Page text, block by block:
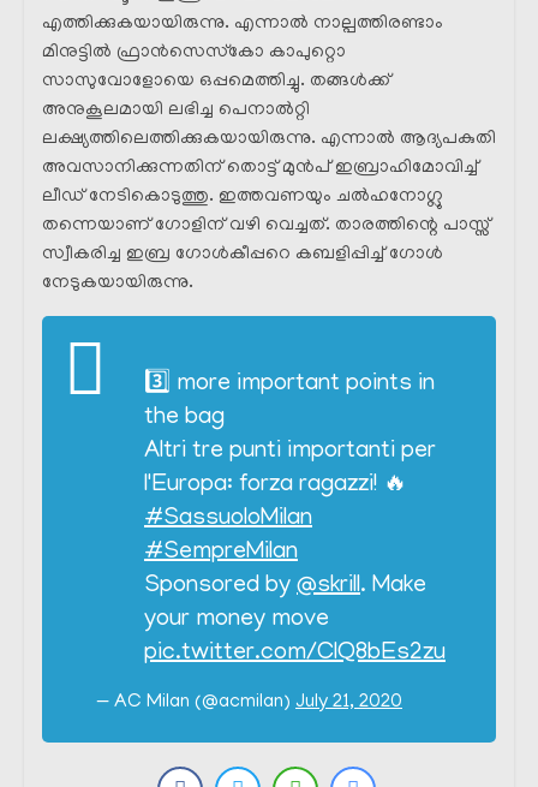
എത്തിക്കുകയായിരുന്നു. എന്നാൽ നാല്പത്തിരണ്ടാം
മിനുട്ടിൽ ഫ്രാൻസെസ്‌കോ കാപുറ്റൊ
സാസുവോളോയെ ഒപ്പമെത്തിച്ചു. തങ്ങൾക്ക്
അനുകൂലമായി ലഭിച്ച പെനാൽറ്റി
ലക്ഷ്യത്തിലെത്തിക്കുകയായിരുന്നു. എന്നാൽ ആദ്യപകുതി
അവസാനിക്കുന്നതിന് തൊട്ട് മുൻപ് ഇബ്രാഹിമോവിച്ച്
ലീഡ് നേടികൊടുത്തു. ഇത്തവണയും ചൽഹനോഗ്ലു
തന്നെയാണ് ഗോളിന് വഴി വെച്ചത്. താരത്തിന്റെ പാസ്സ്
സ്വീകരിച്ച ഇബ്ര ഗോൾകീപ്പറെ കബളിപ്പിച്ച് ഗോൾ
നേടുകയായിരുന്നു.
3️⃣ more important points in
the bag
Altri tre punti importanti per
l'Europa: forza ragazzi! 🔥
#SassuoloMilan
#SempreMilan
Sponsored by @skrill. Make
your money move
pic.twitter.com/ClQ8bEs2zu
— AC Milan (@acmilan) July 21, 2020